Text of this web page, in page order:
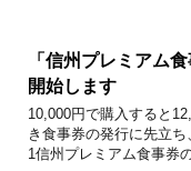
「信州プレミアム
開始します
10,000円で購入すると
き食事券の発行に先立
1信州プレミアム食事券